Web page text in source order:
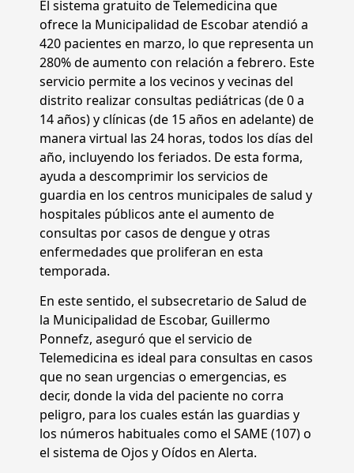
El sistema gratuito de Telemedicina que
ofrece la Municipalidad de Escobar atendió a
420 pacientes en marzo, lo que representa un
280% de aumento con relación a febrero. Este
servicio permite a los vecinos y vecinas del
distrito realizar consultas pediátricas (de 0 a
14 años) y clínicas (de 15 años en adelante) de
manera virtual las 24 horas, todos los días del
año, incluyendo los feriados. De esta forma,
ayuda a descomprimir los servicios de
guardia en los centros municipales de salud y
hospitales públicos ante el aumento de
consultas por casos de dengue y otras
enfermedades que proliferan en esta
temporada.
En este sentido, el subsecretario de Salud de
la Municipalidad de Escobar, Guillermo
Ponnefz, aseguró que el servicio de
Telemedicina es ideal para consultas en casos
que no sean urgencias o emergencias, es
decir, donde la vida del paciente no corra
peligro, para los cuales están las guardias y
los números habituales como el SAME (107) o
el sistema de Ojos y Oídos en Alerta.